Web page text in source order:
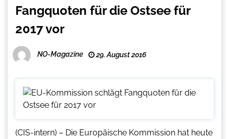
Fangquoten für die Ostsee für
2017 vor
NO-Magazine 29. August 2016
(CIS-intern) – Die Europäische Kommission hat heute